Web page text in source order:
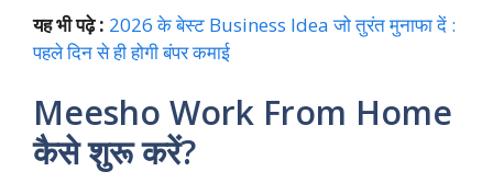
यह भी पढ़े : 2026 के बेस्ट Business Idea जो तुरंत मुनाफा दें :
पहले दिन से ही होगी बंपर कमाई
Meesho Work From Home
कैसे शुरू करें?